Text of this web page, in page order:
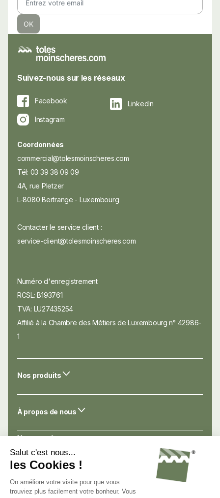
Suivez-nous sur les réseaux
Facebook
LinkedIn
Instagram
Coordonnées
commercial@tolesmoinscheres.com
Tél: 03 39 38 09 09
4A, rue Pletzer
L-8080 Bertrange - Luxembourg
Contacter le service client :
service-client@tolesmoinscheres.com
Numéro d'enregistrement
RCSL: B193761
TVA: LU27435254
Affilié à la Chambre des Métiers de Luxembourg n° 42986-
1
À propos de nous
Nos conseils
Nos atouts
Avis de nos clients
Nous connaître
Nous contacter
Nos produits